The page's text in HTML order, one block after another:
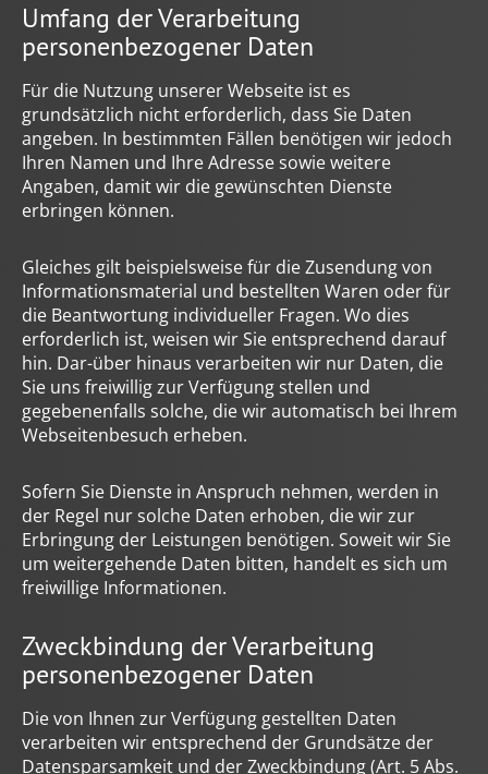
Umfang der Verarbeitung
personenbezogener Daten
Für die Nutzung unserer Webseite ist es
grundsätzlich nicht erforderlich, dass Sie Daten
angeben. In bestimmten Fällen benötigen wir jedoch
Ihren Namen und Ihre Adresse sowie weitere
Angaben, damit wir die gewünschten Dienste
erbringen können.
Gleiches gilt beispielsweise für die Zusendung von
Informationsmaterial und bestellten Waren oder für
die Beantwortung individueller Fragen. Wo dies
erforderlich ist, weisen wir Sie entsprechend darauf
hin. Dar-über hinaus verarbeiten wir nur Daten, die
Sie uns freiwillig zur Verfügung stellen und
gegebenenfalls solche, die wir automatisch bei Ihrem
Webseitenbesuch erheben.
Sofern Sie Dienste in Anspruch nehmen, werden in
der Regel nur solche Daten erhoben, die wir zur
Erbringung der Leistungen benötigen. Soweit wir Sie
um weitergehende Daten bitten, handelt es sich um
freiwillige Informationen.
Zweckbindung der Verarbeitung
personenbezogener Daten
Die von Ihnen zur Verfügung gestellten Daten
verarbeiten wir entsprechend der Grundsätze der
Datensparsamkeit und der Zweckbindung (Art. 5 Abs.